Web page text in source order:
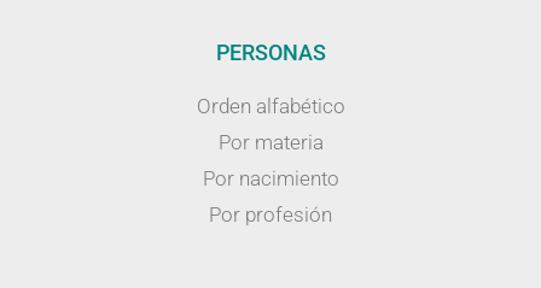
PERSONAS
Orden alfabético
Por materia
Por nacimiento
Por profesión